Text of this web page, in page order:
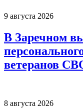
9 августа 2026
В Заречном
ветеранов
8 августа 2026